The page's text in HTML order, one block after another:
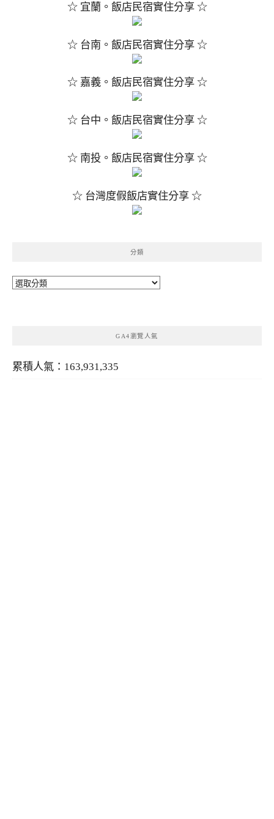
☆ 宜蘭。飯店民宿實住分享 ☆
☆ 台南。飯店民宿實住分享 ☆
☆ 嘉義。飯店民宿實住分享 ☆
☆ 台中。飯店民宿實住分享 ☆
☆ 南投。飯店民宿實住分享 ☆
☆ 台灣度假飯店實住分享 ☆
分類
分
GA4瀏覽人氣
累積人氣：163,931,335